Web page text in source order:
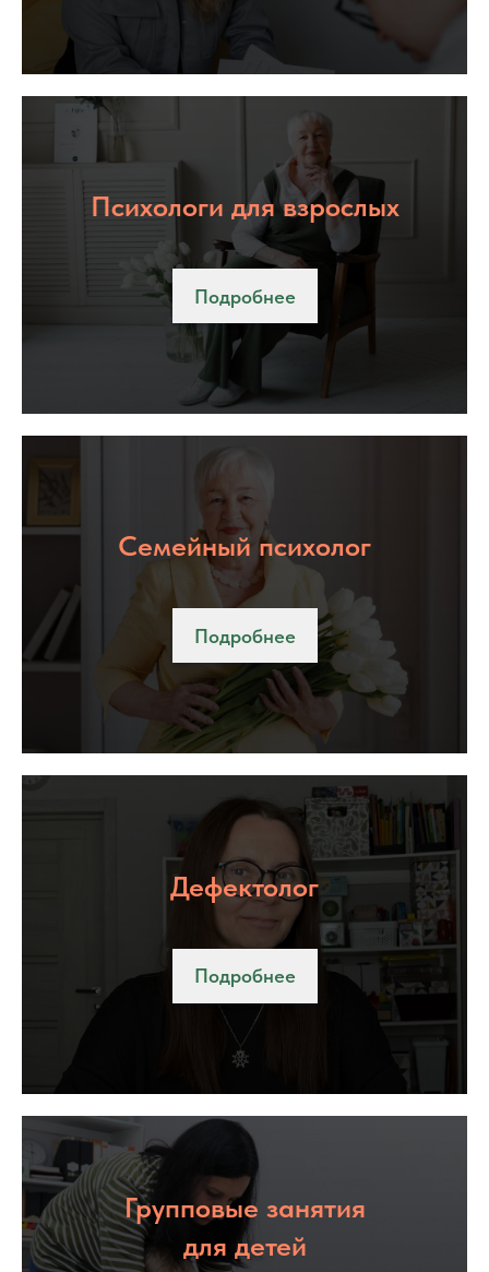
Психологи для взрослых
Подробнее
Семейный психолог
Подробнее
Дефектолог
Подробнее
Групповые занятия
для детей